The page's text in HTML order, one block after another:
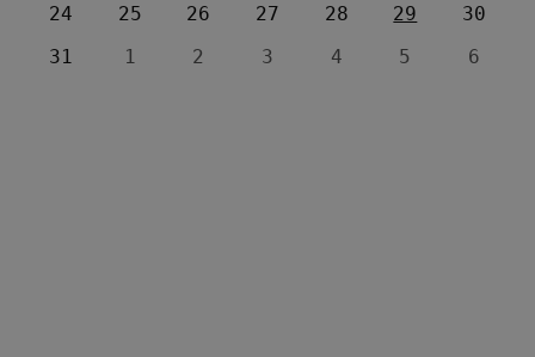
24
25 26 27 28 29
30
31
1 2 3 4 5 6